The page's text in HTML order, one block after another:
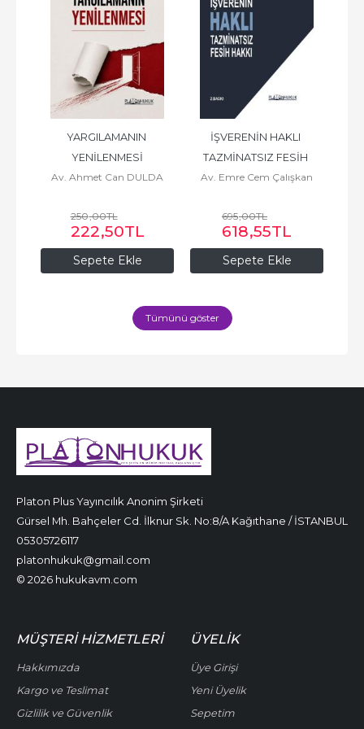
Sepete Ekle
YARGILAMANIN
YENİLENMESİ
Av. Ahmet Can DULDA
250,00TL
222,50TL
Sepete Ekle
İŞVERENİN HAKLI
TAZMİNATSIZ FESİH
HAKKI
Av. Emre Cem Çalışkan
695,00TL
618,55TL
Tümünü göster
Platon Plus Yayıncılık Anonim Şirketi
Gürsel Mh. Bahçeler Cd. İlknur Sk. No:8/A Kağıthane / İSTANBUL
05305726117
platonhukuk@gmail.com
© 2026 hukukavm.com
MÜŞTERI HIZMETLERI
Hakkımızda
Kargo ve Teslimat
Gizlilik ve Güvenlik
ÜYELIK
Üye Girişi
Yeni Üyelik
Sepetim